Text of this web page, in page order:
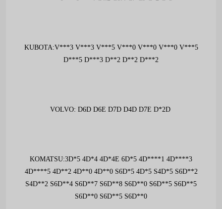
KUBOTA:V***3 V***3 V***5 V***0 V***0 V***0 V***5
D***5 D***3 D**2 D**2 D***2
VOLVO: D6D D6E D7D D4D D7E D*2D
KOMATSU:3D*5 4D*4 4D*4E 6D*5 4D****1 4D****3
4D****5 4D**2 4D**0 4D**0 S6D*5 4D*5 S4D*5 S6D**2
S4D**2 S6D**4 S6D**7 S6D**8 S6D**0 S6D**5 S6D**5
S6D**0 S6D**5 S6D**0